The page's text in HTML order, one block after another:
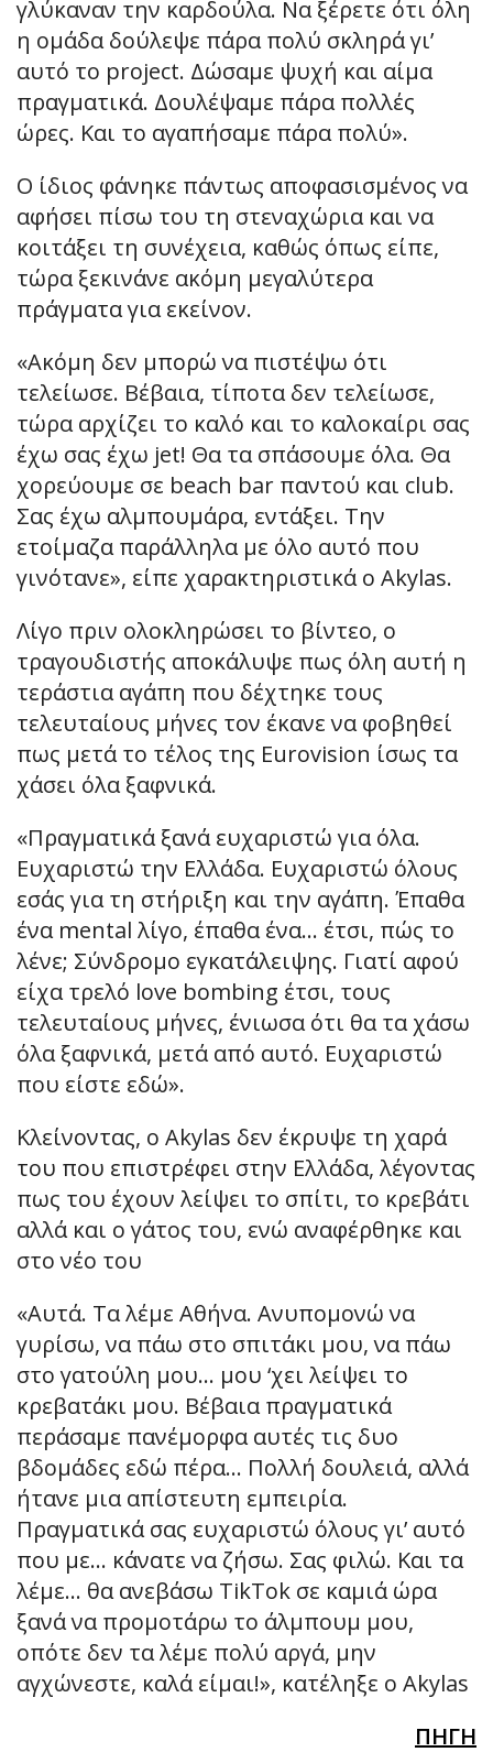
γλύκαναν την καρδούλα. Να ξέρετε ότι όλη
η ομάδα δούλεψε πάρα πολύ σκληρά γι’
αυτό το project. Δώσαμε ψυχή και αίμα
πραγματικά. Δουλέψαμε πάρα πολλές
ώρες. Και το αγαπήσαμε πάρα πολύ».
Ο ίδιος φάνηκε πάντως αποφασισμένος να
αφήσει πίσω του τη στεναχώρια και να
κοιτάξει τη συνέχεια, καθώς όπως είπε,
τώρα ξεκινάνε ακόμη μεγαλύτερα
πράγματα για εκείνον.
«Ακόμη δεν μπορώ να πιστέψω ότι
τελείωσε. Βέβαια, τίποτα δεν τελείωσε,
τώρα αρχίζει το καλό και το καλοκαίρι σας
έχω σας έχω jet! Θα τα σπάσουμε όλα. Θα
χορεύουμε σε beach bar παντού και club.
Σας έχω αλμπουμάρα, εντάξει. Την
ετοίμαζα παράλληλα με όλο αυτό που
γινότανε», είπε χαρακτηριστικά ο Akylas.
Λίγο πριν ολοκληρώσει το βίντεο, ο
τραγουδιστής αποκάλυψε πως όλη αυτή η
τεράστια αγάπη που δέχτηκε τους
τελευταίους μήνες τον έκανε να φοβηθεί
πως μετά το τέλος της Eurovision ίσως τα
χάσει όλα ξαφνικά.
«Πραγματικά ξανά ευχαριστώ για όλα.
Ευχαριστώ την Ελλάδα. Ευχαριστώ όλους
εσάς για τη στήριξη και την αγάπη. Έπαθα
ένα mental λίγο, έπαθα ένα… έτσι, πώς το
λένε; Σύνδρομο εγκατάλειψης. Γιατί αφού
είχα τρελό love bombing έτσι, τους
τελευταίους μήνες, ένιωσα ότι θα τα χάσω
όλα ξαφνικά, μετά από αυτό. Ευχαριστώ
που είστε εδώ».
Κλείνοντας, ο Akylas δεν έκρυψε τη χαρά
του που επιστρέφει στην Ελλάδα, λέγοντας
πως του έχουν λείψει το σπίτι, το κρεβάτι
αλλά και ο γάτος του, ενώ αναφέρθηκε και
στο νέο του
«Αυτά. Τα λέμε Αθήνα. Ανυπομονώ να
γυρίσω, να πάω στο σπιτάκι μου, να πάω
στο γατούλη μου… μου ‘χει λείψει το
κρεβατάκι μου. Βέβαια πραγματικά
περάσαμε πανέμορφα αυτές τις δυο
βδομάδες εδώ πέρα… Πολλή δουλειά, αλλά
ήτανε μια απίστευτη εμπειρία.
Πραγματικά σας ευχαριστώ όλους γι’ αυτό
που με… κάνατε να ζήσω. Σας φιλώ. Και τα
λέμε… θα ανεβάσω TikTok σε καμιά ώρα
ξανά να προμοτάρω το άλμπουμ μου,
οπότε δεν τα λέμε πολύ αργά, μην
αγχώνεστε, καλά είμαι!», κατέληξε ο Akylas
ΠΗΓΗ